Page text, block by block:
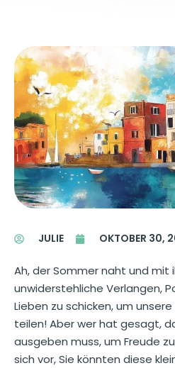
JULIE OKTOBER 30,
Ah, der Sommer naht und mit
unwiderstehliche Verlangen,
Lieben zu schicken, um
teilen! Aber wer hat gesagt,
ausgeben muss, um Freude
sich vor, Sie könnten diese